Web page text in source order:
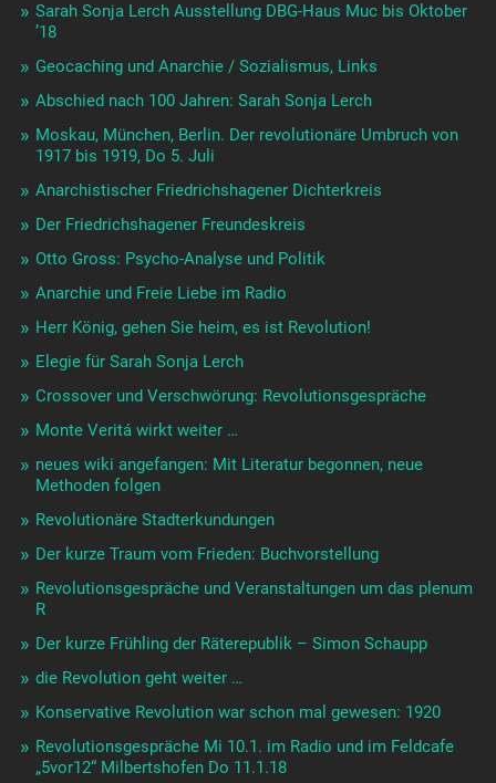
Sarah Sonja Lerch Ausstellung DBG-Haus Muc bis Oktober
’18
Geocaching und Anarchie / Sozialismus, Links
Abschied nach 100 Jahren: Sarah Sonja Lerch
Moskau, München, Berlin. Der revolutionäre Umbruch von
1917 bis 1919, Do 5. Juli
Anarchistischer Friedrichshagener Dichterkreis
Der Friedrichshagener Freundeskreis
Otto Gross: Psycho-Analyse und Politik
Anarchie und Freie Liebe im Radio
Herr König, gehen Sie heim, es ist Revolution!
Elegie für Sarah Sonja Lerch
Crossover und Verschwörung: Revolutionsgespräche
Monte Veritá wirkt weiter …
neues wiki angefangen: Mit Literatur begonnen, neue
Methoden folgen
Revolutionäre Stadterkundungen
Der kurze Traum vom Frieden: Buchvorstellung
Revolutionsgespräche und Veranstaltungen um das plenum
R
Der kurze Frühling der Räterepublik – Simon Schaupp
die Revolution geht weiter …
Konservative Revolution war schon mal gewesen: 1920
Revolutionsgespräche Mi 10.1. im Radio und im Feldcafe
„5vor12“ Milbertshofen Do 11.1.18